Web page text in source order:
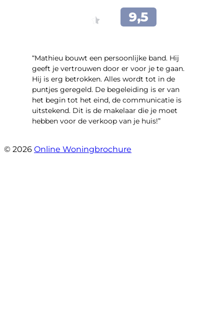
“Mathieu bouwt een persoonlijke band. Hij
geeft je vertrouwen door er voor je te gaan.
Hij is erg betrokken. Alles wordt tot in de
puntjes geregeld. De begeleiding is er van
het begin tot het eind, de communicatie is
uitstekend. Dit is de makelaar die je moet
hebben voor de verkoop van je huis!”
© 2026 Online Woningbrochure